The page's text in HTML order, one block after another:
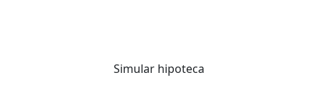
Simular hipoteca